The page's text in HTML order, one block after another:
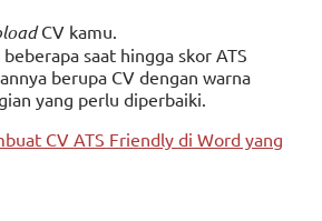
CV kamu.
saat hingga skor ATS
berupa CV dengan warna
yang perlu diperbaiki.
CV ATS Friendly di Word yang